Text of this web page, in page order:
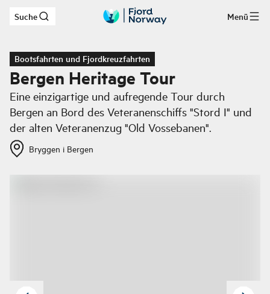
Zum Hauptinhalt
Suche Menü
Bootsfahrten und Fjordkreuzfahrten
Bergen Heritage Tour
Eine einzigartige und aufregende Tour durch
Bergen an Bord des Veteranenschiffs "Stord I" und
der alten Veteranen­zug "Old Vossebanen".
Bryggen i Bergen